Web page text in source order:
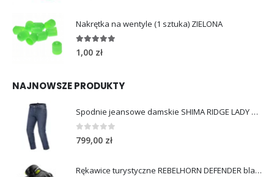
Nakrętka na wentyle (1 sztuka) ZIELONA
out of 5
1,00 zł
NAJNOWSZE PRODUKTY
Spodnie jeansowe damskie SHIMA RIDGE LADY blue
out of 5
799,00 zł
Rękawice turystyczne REBELHORN DEFENDER black yellow fluo